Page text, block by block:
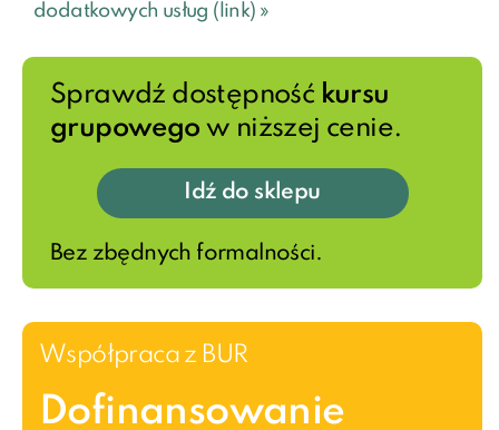
dodatkowych usług (link) »
Sprawdź dostępność kursu
grupowego w niższej cenie.
Idź do sklepu
Bez zbędnych formalności.
Współpraca z BUR
Dofinansowanie